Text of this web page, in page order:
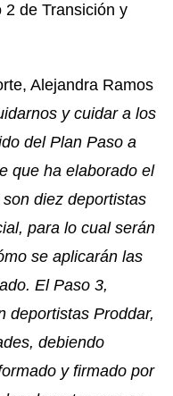
2 de Transición y
Alejandra Ramos
y cuidar a los
del Plan Paso a
que ha elaborado el
diez deportistas
para lo cual serán
se aplicarán las
El Paso 3,
deportistas Proddar,
debiendo
y firmado por